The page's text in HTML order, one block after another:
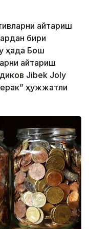
қайтариш
бири
ҳақда Бош
қайтариш
Jibek Joly
ҳужжатли